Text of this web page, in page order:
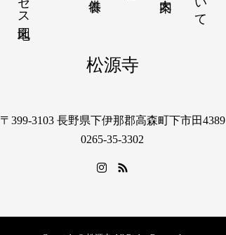
松源寺
〒399-3103 長野県下伊那郡高森町下市田4389
0265-35-3302